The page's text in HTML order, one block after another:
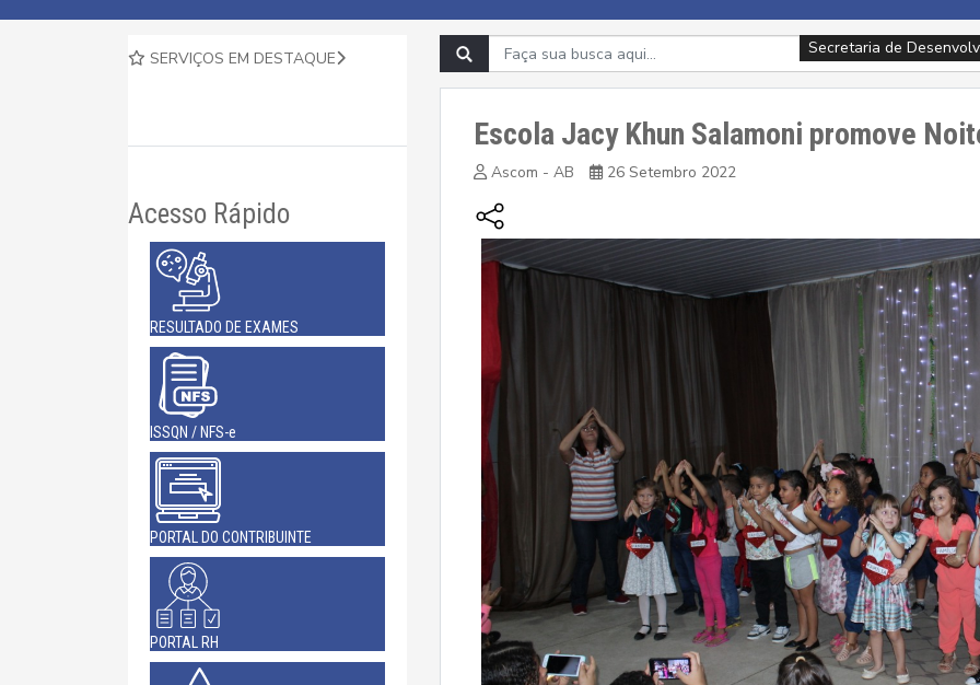
SERVIÇOS EM DESTAQUE
Acesso Rápido
RESULTADO DE EXAMES
ISSQN / NFS-e
PORTAL DO CONTRIBUINTE
PORTAL RH
Escola Jacy Khun Salamoni promove
Ascom - AB 26 Setembro 2022
Secretaria de